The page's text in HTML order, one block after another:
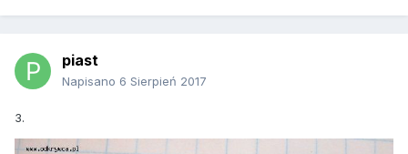
piast
Napisano 6 Sierpień 2017
3.